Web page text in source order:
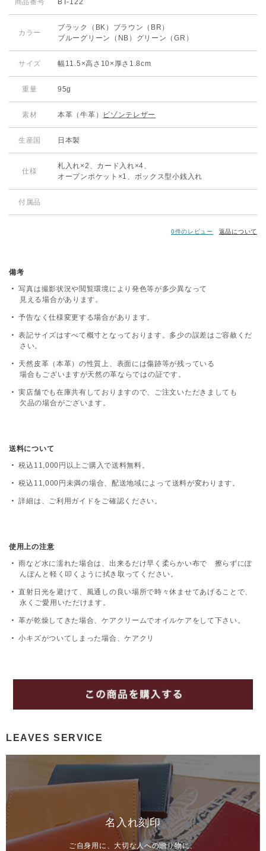
商品番号 BT-122
カラー
ブラック（BK）ブラウン（BR）
ブルーグリーン（NB）グリーン（GR）
サイズ 幅11.5×高さ10×厚さ1.8cm
重量 95g
素材 本革（牛革） ビゾンテレザー
生産国 日本製
仕様
札入れ×2、カード入れ×4、
オープンポケット×1、ボックス型小銭入れ
付属品
0件のレビュー 返品について
備考
写真は撮影状況や閲覧環境により発色等が多少異なって
見える場合があります。
予告なく仕様変更する場合があります。
表記サイズはすべて概寸となっております。多少の誤差はご容赦くだ
さい。
天然皮革（本革）の性質上、表面には傷跡等が残っている
場合もございますが天然の革ならではの証です。
実店舗でも在庫共有しておりますので、ご注文いただきましても
欠品の場合がございます。
送料について
税込11,000円以上ご購入で送料無料。
税込11,000円未満の場合、配送地域によって送料が変わります。
詳細は、 ご利用ガイドをご確認ください。
使用上の注意
雨など水に濡れた場合は、出来るだけ早く柔らかい布で 擦らずにぽ
んぽんと軽く叩くように拭き取ってください。
直射日光を避けて、風通しの良い場所で時々休ませてあげることで、
永くご愛用いただけます。
革が乾燥してきた場合、ケアクリームでオイルケアをして下さい。
小キズがついてしまった場合、ケアクリ
LEAVES SERVICE
名入れ刻印
ご自身用に、大切な人への贈り物に、